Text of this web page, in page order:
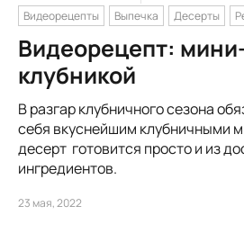
Видеорецепты
Выпечка Десерты
Видеорецепт:
клубникой
В разгар клубничного сезона
себя вкуснейшим клубничными
десерт готовится просто и из
ингредиентов.
23 мая, 2022